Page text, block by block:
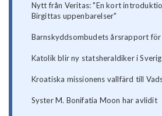
Nytt från Veritas: "En kort
Birgittas uppenbarelser"
Barnskyddsombudets årsrapport
Katolik blir ny statsheraldiker i
Kroatiska missionens vallfärd till
Syster M. Bonifatia Moon har avlidit